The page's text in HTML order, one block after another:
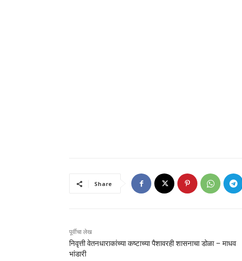
Share
पूर्वीचा लेख
निवृत्ती वेतनधाराकांच्या कष्टाच्या पैशावरही शासनाचा डोळा – माधव
भांडारी